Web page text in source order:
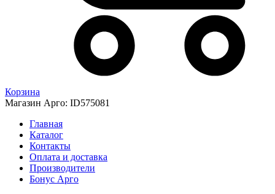
Корзина
Магазин Арго: ID575081
Главная
Каталог
Контакты
Оплата и доставка
Производители
Бонус Арго